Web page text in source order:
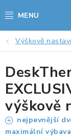
na
AKCE - SLEVY -
STOLY A ŽIDLE
VÝŠKOVĚ
KANCELÁŘSKÉ
Výškově
výškově
nejpevnější
maximální